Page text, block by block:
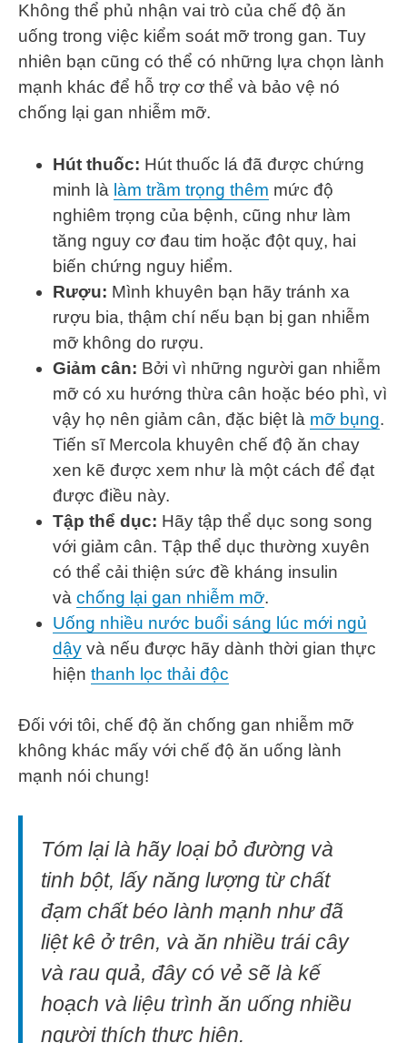
Không thể phủ nhận vai trò của chế độ ăn
uống trong việc kiểm soát mỡ trong gan. Tuy
nhiên bạn cũng có thể có những lựa chọn lành
mạnh khác để hỗ trợ cơ thể và bảo vệ nó
chống lại gan nhiễm mỡ.
Hút thuốc: Hút thuốc lá đã được chứng
minh là làm trầm trọng thêm mức độ
nghiêm trọng của bệnh, cũng như làm
tăng nguy cơ đau tim hoặc đột quỵ, hai
biến chứng nguy hiểm.
Rượu: Mình khuyên bạn hãy tránh xa
rượu bia, thậm chí nếu bạn bị gan nhiễm
mỡ không do rượu.
Giảm cân: Bởi vì những người gan nhiễm
mỡ có xu hướng thừa cân hoặc béo phì, vì
vậy họ nên giảm cân, đặc biệt là mỡ bụng.
Tiến sĩ Mercola khuyên chế độ ăn chay
xen kẽ được xem như là một cách để đạt
được điều này.
Tập thể dục: Hãy tập thể dục song song
với giảm cân. Tập thể dục thường xuyên
có thể cải thiện sức đề kháng insulin
và chống lại gan nhiễm mỡ.
Uống nhiều nước buổi sáng lúc mới ngủ
dậy và nếu được hãy dành thời gian thực
hiện thanh lọc thải độc
Đối với tôi, chế độ ăn chống gan nhiễm mỡ
không khác mấy với chế độ ăn uống lành
mạnh nói chung!
Tóm lại là hãy loại bỏ đường và
tinh bột, lấy năng lượng từ chất
đạm chất béo lành mạnh như đã
liệt kê ở trên, và ăn nhiều trái cây
và rau quả, đây có vẻ sẽ là kế
hoạch và liệu trình ăn uống nhiều
người thích thực hiện.